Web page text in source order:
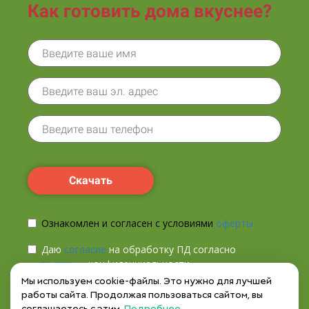
Как готовить дома вкуснее?
Скачать
Ознакомлен и согласен с условиями оферты
Даю согласие на обработку ПД согласно
политикиконфиденциальности
Даю согласие на получениерекламных и
информационных рассылок(вы в любой момент
Мы используем cookie-файлы. Это нужно для лучшей
работы сайта. Продолжая пользоваться сайтом, вы